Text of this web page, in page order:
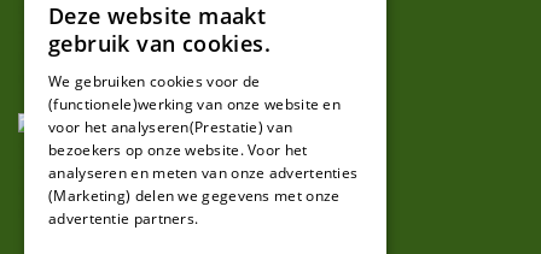
GERMAN
Deze website maakt
gebruik van cookies.
We gebruiken cookies voor de
(functionele)werking van onze website en
voor het analyseren(Prestatie) van
bezoekers op onze website. Voor het
analyseren en meten van onze advertenties
(Marketing) delen we gegevens met onze
advertentie partners.